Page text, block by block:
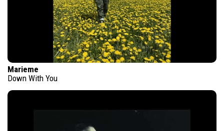
Marieme
Down With You